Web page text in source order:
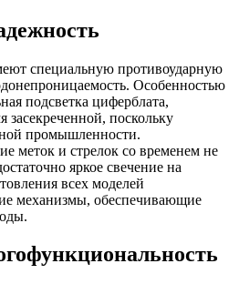
специальную противоударную
Особенностью
подсветка циферблата,
засекреченной, поскольку
промышленности.
меток и стрелок со временем не
яркое свечение на
всех моделей
механизмы, обеспечивающие